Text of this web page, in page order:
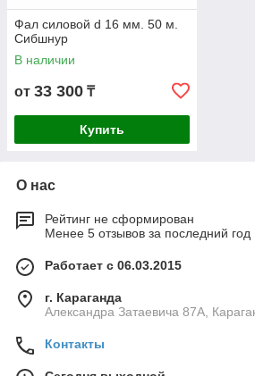
Фал силовой d 16 мм. 50 м.
Сибшнур
В наличии
от 33 300 ₸
Купить
О нас
Рейтинг не сформирован
Менее 5 отзывов за последний год
Работает с 06.03.2015
г. Караганда
Александра Затаевича 87А,
Контакты